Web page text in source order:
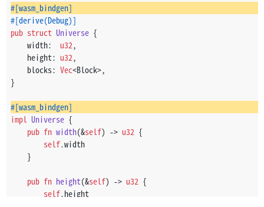
            }
        }
    }
Universe {
    }
}
Universe {
pub
    }
#[wasm_bindgen]
#[derive(Debug)]
pub struct Universe {
    width:
u32,
    height:
u32,
    blocks:
Vec<Block>,
}
#[wasm_bindgen]
impl Universe {
pub fn width(&self) -> u32 {
self.width
    }
pub fn height(&self) -> u32 {
self.height